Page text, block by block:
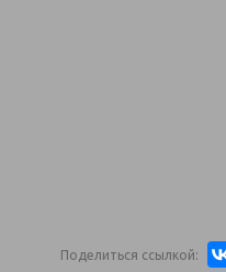
Поделиться ссылкой: